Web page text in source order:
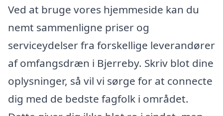
Ved at bruge vores hjemmeside kan du
nemt sammenligne priser og
serviceydelser fra forskellige leverandører
af omfangsdræn i Bjerreby. Skriv blot dine
oplysninger, så vil vi sørge for at connecte
dig med de bedste fagfolk i området.